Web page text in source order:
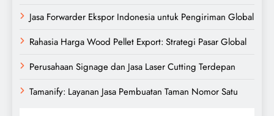
Jasa Forwarder Ekspor Indonesia untuk Pengiriman Global
Rahasia Harga Wood Pellet Export: Strategi Pasar Global
Perusahaan Signage dan Jasa Laser Cutting Terdepan
Tamanify: Layanan Jasa Pembuatan Taman Nomor Satu